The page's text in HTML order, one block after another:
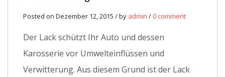
Posted on Dezember 12, 2015 / by admin / 0 comment
Der Lack schützt Ihr Auto und dessen
Karosserie vor Umwelteinflüssen und
Verwitterung. Aus diesem Grund ist der Lack